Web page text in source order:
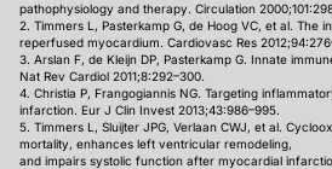
pathophysiology and therapy. Circulation
2. Timmers L, Pasterkamp G, de Hoog VC, et al. The
reperfused myocardium. Cardiovasc Res
3. Arslan F, de Kleijn DP, Pasterkamp G. Innate
Nat Rev Cardiol 2011;8:292–300.
4. Christia P, Frangogiannis NG. Targeting
infarction. Eur J Clin Invest 2013;43:986–995.
5. Timmers L, Sluijter JPG, Verlaan CWJ, et al.
mortality, enhances left ventricular remodeling,
and impairs systolic function after myocardial